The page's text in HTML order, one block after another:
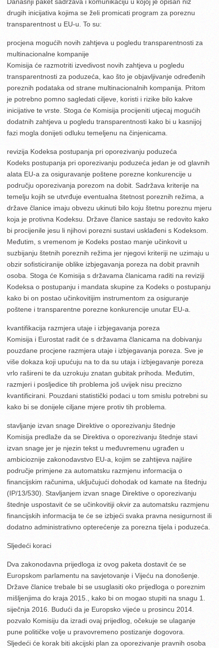
drugih inicijativa kojima se želi promicati program za poreznu
transparentnost u EU-u. To su:
procjena mogućih novih zahtjeva u pogledu transparentnosti za
multinacionalne kompanije
Komisija će razmotriti izvedivost novih zahtjeva u pogledu
transparentnosti za poduzeća, kao što je objavljivanje određenih
poreznih podataka od strane multinacionalnih kompanija. Pritom
je potrebno pomno sagledati ciljeve, koristi i rizike bilo kakve
inicijative te vrste. Stoga će Komisija procijeniti utjecaj mogućih
dodatnih zahtjeva u pogledu transparentnosti kako bi u kasnijoj
fazi mogla donijeti odluku temeljenu na činjenicama.
revizija Kodeksa postupanja pri oporezivanju poduzeća
Kodeks postupanja pri oporezivanju poduzeća jedan je od glavnih
alata EU-a za osiguravanje poštene porezne konkurencije u
području oporezivanja porezom na dobit. Sadržava kriterije na
temelju kojih se utvrđuje eventualna štetnost poreznih režima, a
države članice imaju obvezu ukinuti bilo koju štetnu poreznu mjeru
koja je protivna Kodeksu. Države članice sastaju se redovito kako
bi procijenile jesu li njihovi porezni sustavi usklađeni s Kodeksom.
Međutim, s vremenom je Kodeks postao manje učinkovit u
suzbijanju štetnih poreznih režima jer njegovi kriteriji ne uzimaju u
obzir sofisticiranije oblike izbjegavanja poreza na dobit pravnih
osoba. Stoga će Komisija s državama članicama raditi na reviziji
Kodeksa o postupanju i mandata skupine za Kodeks o postupanju
kako bi on postao učinkovitijim instrumentom za osiguranje
poštene i transparentne porezne konkurencije unutar EU-a.
kvantifikacija razmjera utaje i izbjegavanja poreza
Komisija i Eurostat radit će s državama članicama na dobivanju
pouzdane procjene razmjera utaje i izbjegavanja poreza. Sve je
više dokaza koji upućuju na to da su utaja i izbjegavanje poreza
vrlo rašireni te da uzrokuju znatan gubitak prihoda. Međutim,
razmjeri i posljedice tih problema još uvijek nisu precizno
kvantificirani. Pouzdani statistički podaci u tom smislu potrebni su
kako bi se donijele ciljane mjere protiv tih problema.
stavljanje izvan snage Direktive o oporezivanju štednje
Komisija predlaže da se Direktiva o oporezivanju štednje stavi
izvan snage jer je njezin tekst u međuvremenu ugrađen u
ambicioznije zakonodavstvo EU-a, kojim se zahtijeva najšire
područje primjene za automatsku razmjenu informacija o
financijskim računima, uključujući dohodak od kamate na štednju
(IP/13/530). Stavljanjem izvan snage Direktive o oporezivanju
štednje uspostavit će se učinkovitiji okvir za automatsku razmjenu
financijskih informacija te će se izbjeći svaka pravna nesigurnost ili
dodatno administrativno opterećenje za porezna tijela i poduzeća.
Sljedeći koraci
Dva zakonodavna prijedloga iz ovog paketa dostavit će se
Europskom parlamentu na savjetovanje i Vijeću na donošenje.
Države članice trebale bi se usuglasiti oko prijedloga o poreznim
mišljenjima do kraja 2015., kako bi on mogao stupiti na snagu 1.
siječnja 2016. Budući da je Europsko vijeće u prosincu 2014.
pozvalo Komisiju da izradi ovaj prijedlog, očekuje se ulaganje
pune političke volje u pravovremeno postizanje dogovora.
Sljedeći će korak biti akcijski plan za oporezivanje pravnih osoba